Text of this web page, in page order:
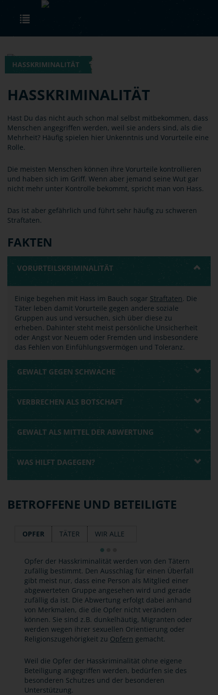
Skip to main content
HASSKRIMINALITÄT
HASSKRIMINALITÄT
Hast Du das nicht auch schon mal selbst mitbekommen, dass
Menschen angegriffen werden, weil sie anders sind, als die
Mehrheit? Häufig spielen hier Unkenntnis und Vorurteile eine
Rolle.
Die meisten Menschen können ihre Vorurteile kontrollieren
und haben sich im Griff. Wenn aber jemand seine Wut gar
nicht mehr unter Kontrolle bekommt, spricht man von Hass.
Das ist aber gefährlich und führt sehr häufig zu schweren
Straftaten.
FAKTEN
VORURTEILSKRIMINALITÄT
Einige begehen mit Hass im Bauch sogar Straftaten. Die
Täter leben damit Vorurteile gegen andere soziale
Gruppen aus und versuchen, sich über diese zu
erheben. Dahinter steht meist persönliche Unsicherheit
oder Angst vor Neuem oder Fremden und insbesondere
das Fehlen von Einfühlungsvermögen und Toleranz.
GEWALT GEGEN SCHWACHE
VERBRECHEN ALS BOTSCHAFT
GEWALT ALS MITTEL DER ABWERTUNG
WAS HILFT DAGEGEN?
BETROFFENE UND BETEILIGTE
OPFER TÄTER WIR ALLE
Opfer der Hasskriminalität werden von den Tätern
zufällig bestimmt. Den Ausschlag für einen Überfall
gibt meist nur, dass eine Person als Mitglied einer
abgewerteten Gruppe angesehen wird und gerade
zufällig da ist. Die Abwertung erfolgt dabei anhand
von Merkmalen, die die Opfer nicht verändern
können. Sie sind z.B. dunkelhäutig, Migranten oder
werden wegen ihrer sexuellen Orientierung oder
Religionszugehörigkeit zu Opfern gemacht.
Weil die Opfer der Hasskriminalität ohne eigene
Beteiligung angegriffen werden, bedürfen sie des
besonderen Schutzes und der besonderen
Unterstützung.